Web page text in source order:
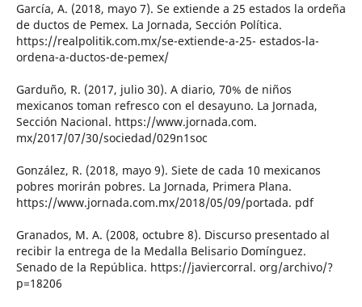
García, A. (2018, mayo 7). Se extiende a 25 estados la ordeña
de ductos de Pemex. La Jornada, Sección Política.
https://realpolitik.com.mx/se-extiende-a-25- estados-la-
ordena-a-ductos-de-pemex/
Garduño, R. (2017, julio 30). A diario, 70% de niños
mexicanos toman refresco con el desayuno. La Jornada,
Sección Nacional. https://www.jornada.com.
mx/2017/07/30/sociedad/029n1soc
González, R. (2018, mayo 9). Siete de cada 10 mexicanos
pobres morirán pobres. La Jornada, Primera Plana.
https://www.jornada.com.mx/2018/05/09/portada. pdf
Granados, M. A. (2008, octubre 8). Discurso presentado al
recibir la entrega de la Medalla Belisario Domínguez.
Senado de la República. https://javiercorral. org/archivo/?
p=18206